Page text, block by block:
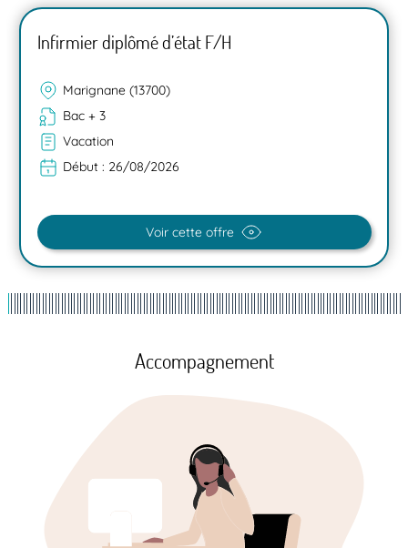
Infirmier diplômé d’état F/H
Marignane (13700)
Bac + 3
Vacation
Début : 26/08/2026
Voir cette offre
Accompagnement